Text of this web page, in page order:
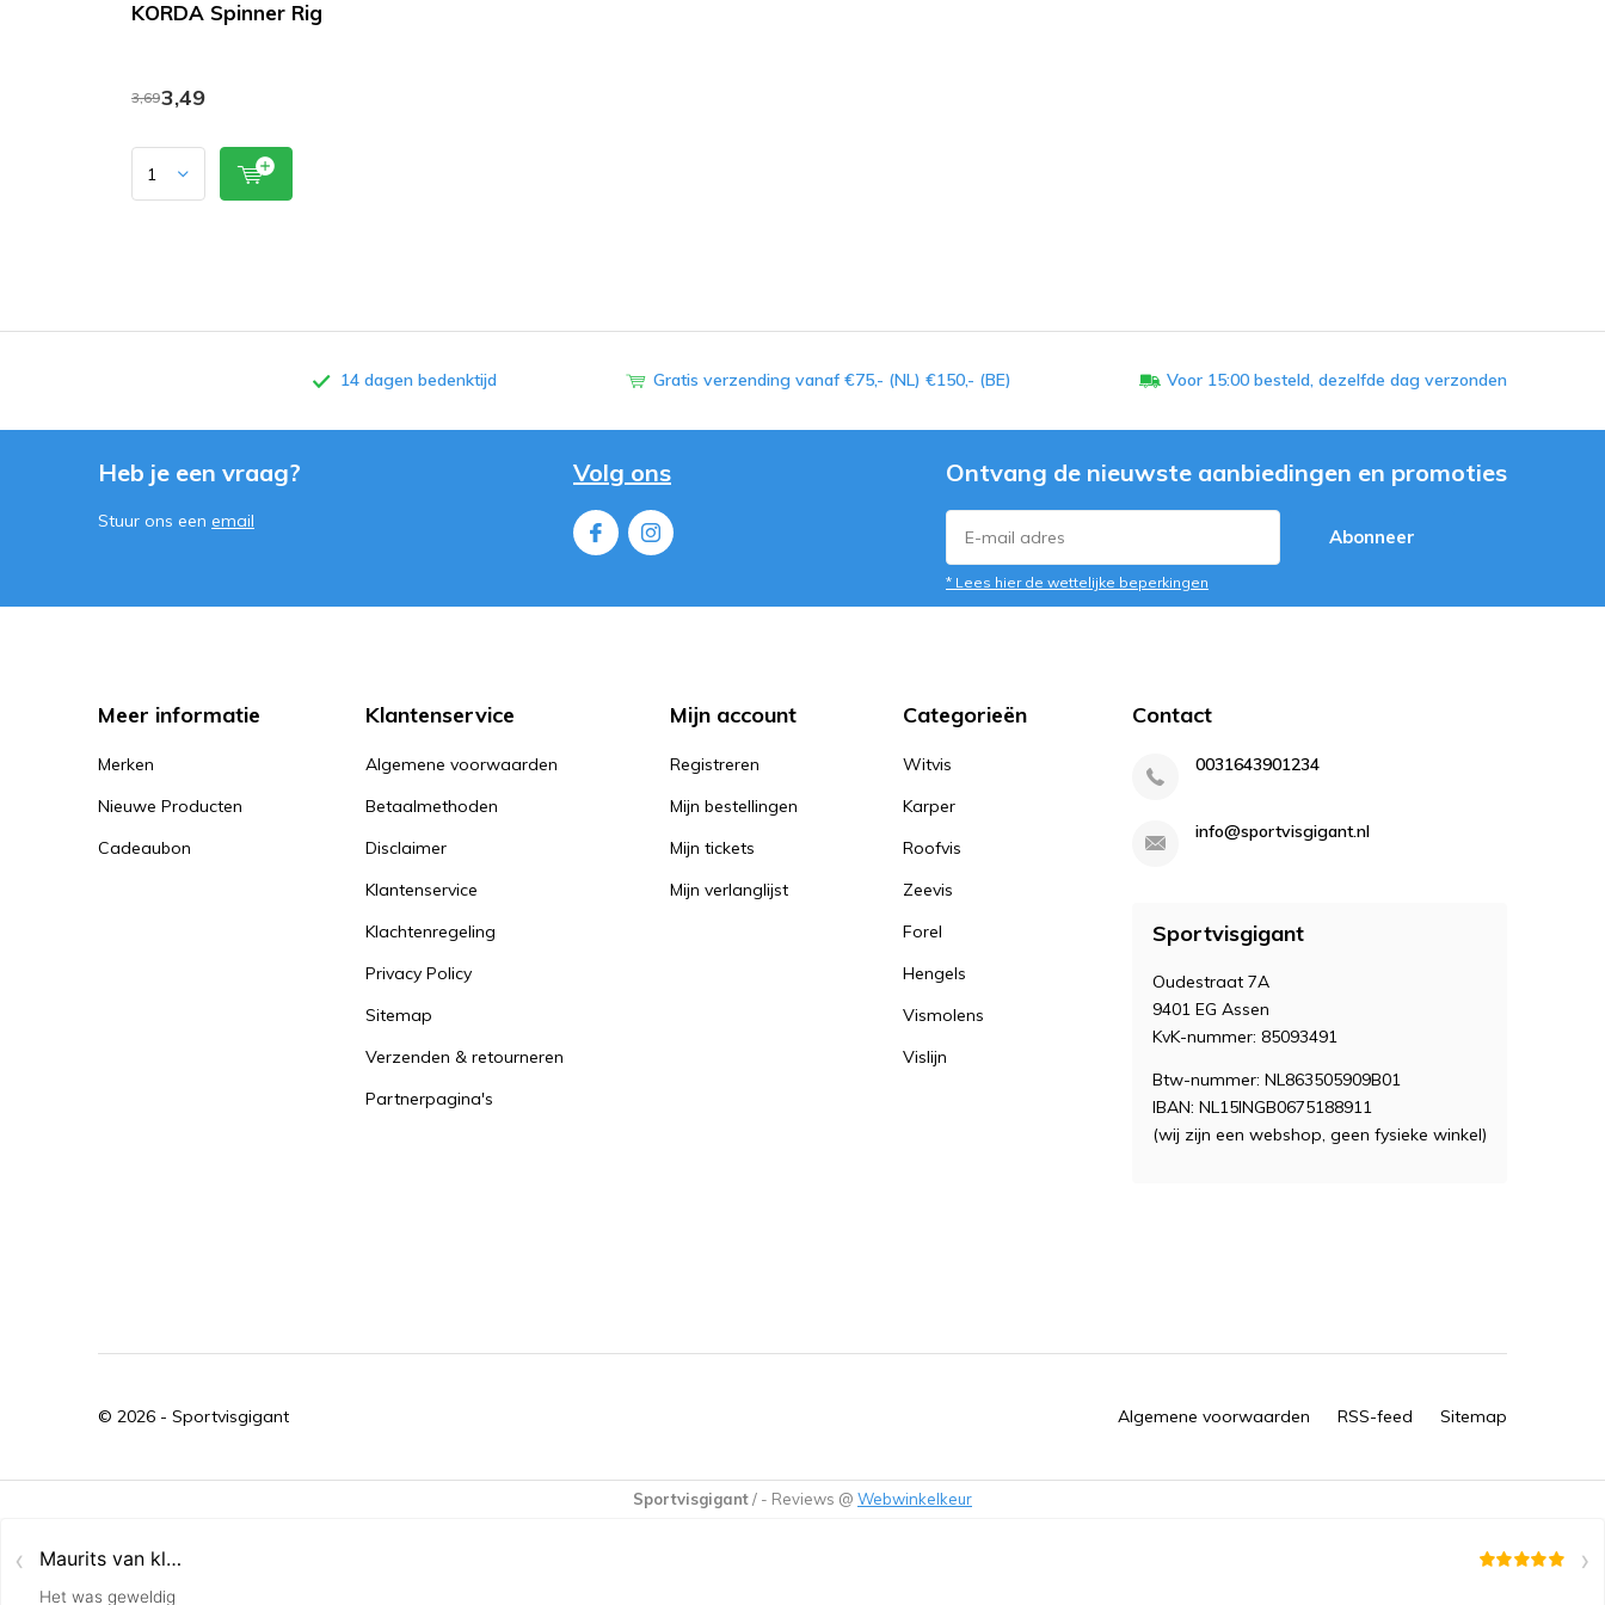
KORDA Spinner Rig
3,693,49
14 dagen bedenktijd Gratis verzending vanaf €75,- (NL) €150,- (BE) Voor 15:00 besteld, dezelfde dag verzonden
Heb je een vraag?
Stuur ons een email
Volg ons Ontvang de nieuwste aanbiedingen en promoties
Abonneer
* Lees hier de wettelijke beperkingen
Meer informatie
Merken
Nieuwe Producten
Cadeaubon
Klantenservice
Algemene voorwaarden
Betaalmethoden
Disclaimer
Klantenservice
Klachtenregeling
Privacy Policy
Sitemap
Verzenden & retourneren
Partnerpagina's
Mijn account
Registreren
Mijn bestellingen
Mijn tickets
Mijn verlanglijst
Categorieën
Witvis
Karper
Roofvis
Zeevis
Forel
Hengels
Vismolens
Vislijn
Contact
0031643901234
info@sportvisgigant.nl
Sportvisgigant
Oudestraat 7A
9401 EG Assen
KvK-nummer: 85093491
Btw-nummer: NL863505909B01
IBAN: NL15INGB0675188911
(wij zijn een webshop, geen fysieke winkel)
© 2026 - Sportvisgigant Algemene voorwaarden RSS-feed Sitemap
Sportvisgigant/ - Reviews @ Webwinkelkeur